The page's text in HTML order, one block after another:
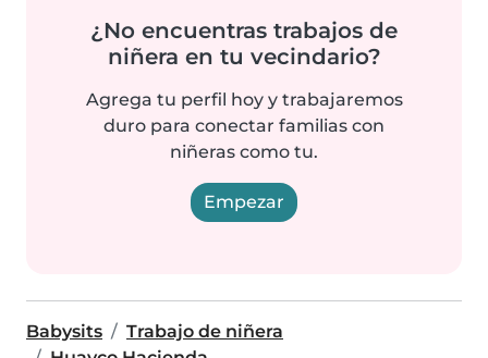
¿No encuentras trabajos de
niñera en tu vecindario?
Agrega tu perfil hoy y trabajaremos
duro para conectar familias con
niñeras como tu.
Empezar
Babysits
Trabajo de niñera